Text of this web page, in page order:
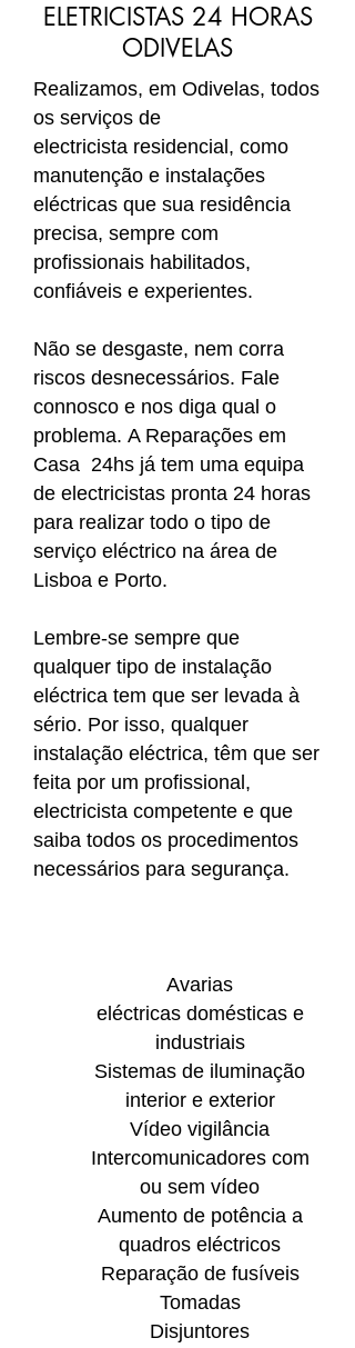
ELETRICISTAS 24 HORAS
ODIVELAS
Realizamos, em Odivelas, todos
os serviços de
electricista residencial, como
manutenção e instalações
eléctricas que sua residência
precisa, sempre com
profissionais habilitados,
confiáveis e experientes.
Não se desgaste, nem corra
riscos desnecessários. Fale
connosco e nos diga qual o
problema. A Reparações em
Casa 24hs já tem uma equipa
de electricistas pronta 24 horas
para realizar todo o tipo de
serviço eléctrico na área de
Lisboa e Porto.
Lembre-se sempre que
qualquer tipo de instalação
eléctrica tem que ser levada à
sério. Por isso, qualquer
instalação eléctrica, têm que ser
feita por um profissional,
electricista competente e que
saiba todos os procedimentos
necessários para segurança.
Avarias
eléctricas domésticas e
industriais
Sistemas de iluminação
interior e exterior
Vídeo vigilância
Intercomunicadores com
ou sem vídeo
Aumento de potência a
quadros eléctricos
Reparação de fusíveis
Tomadas
Disjuntores